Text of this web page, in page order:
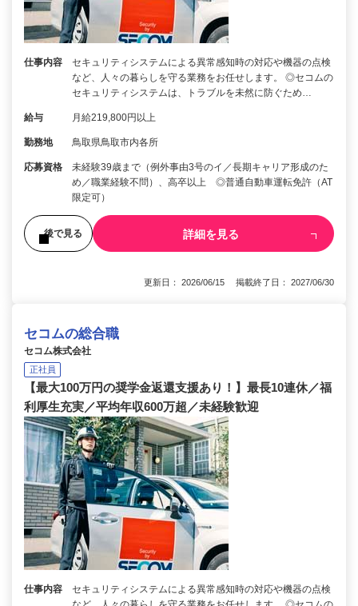
仕事内容
セキュリティシステムによる異常感知時の対応や機器の点検
など、人々の暮らしを守る業務をお任せします。 ◎セコムの
セキュリティシステムは、トラブルを未然に防ぐため…
給与 月給219,800円以上
勤務地 鳥取県鳥取市内各所
応募資格
未経験39歳まで（例外事由3号のイ／長期キャリア形成のた
め／職業経験不問）、高卒以上 ◎普通自動車運転免許（AT
限定可）
後で見る 詳細を見る
更新日： 2026/06/15 掲載終了日： 2027/06/30
セコムの総合職
セコム株式会社
正社員
【最大100万円の奨学金返還支援あり！】最長10連休／福
利厚生充実／平均年収600万超／未経験歓迎
仕事内容
セキュリティシステムによる異常感知時の対応や機器の点検